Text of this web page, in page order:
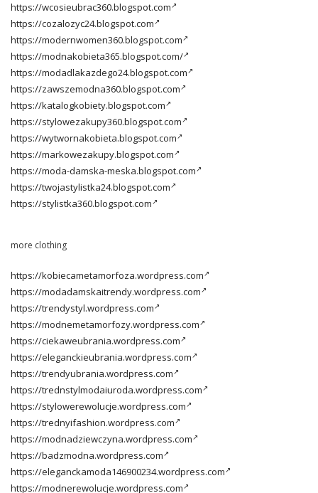
https://wcosieubrac360.blogspot.com
https://cozalozyc24.blogspot.com
https://modernwomen360.blogspot.com
https://modnakobieta365.blogspot.com/
https://modadlakazdego24.blogspot.com
https://zawszemodna360.blogspot.com
https://katalogkobiety.blogspot.com
https://stylowezakupy360.blogspot.com
https://wytwornakobieta.blogspot.com
https://markowezakupy.blogspot.com
https://moda-damska-meska.blogspot.com
https://twojastylistka24.blogspot.com
https://stylistka360.blogspot.com
more clothing
https://kobiecametamorfoza.wordpress.com
https://modadamskaitrendy.wordpress.com
https://trendystyl.wordpress.com
https://modnemetamorfozy.wordpress.com
https://ciekaweubrania.wordpress.com
https://eleganckieubrania.wordpress.com
https://trendyubrania.wordpress.com
https://trednstylmodaiuroda.wordpress.com
https://stylowerewolucje.wordpress.com
https://trednyifashion.wordpress.com
https://modnadziewczyna.wordpress.com
https://badzmodna.wordpress.com
https://eleganckamoda146900234.wordpress.com
https://modnerewolucje.wordpress.com